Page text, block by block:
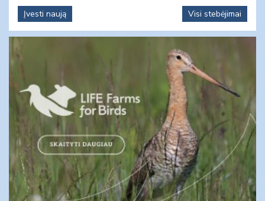
Įvesti naują
Visi stebėjimai